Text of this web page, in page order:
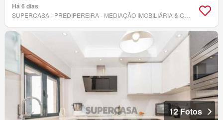
Há 6 dias
12 Fotos